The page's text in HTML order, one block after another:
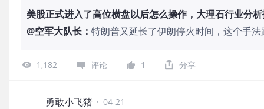
美股正式进入了高位横盘以后怎么操作，大理石行业分
@空军大队长 ： 特朗普又延长了伊朗停火时间，这个手
的极限施压加延长停火时间。 但是这次
什么影响，也不会影响物价，只有加了
这也是美国现在的物价比一年前高的原
1,182 评论 1 分享
勇敢小飞猪 · 04-21